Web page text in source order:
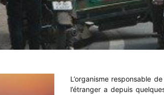
L’organisme responsable
l’étranger a depuis